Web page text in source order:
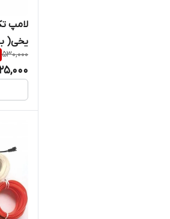
یخی(
530,000